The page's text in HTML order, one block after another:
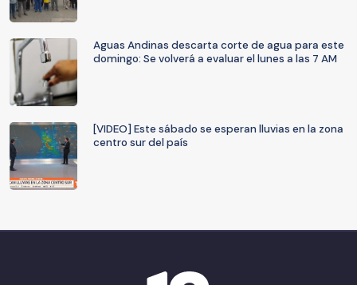
Aguas Andinas descarta corte de agua para este
domingo: Se volverá a evaluar el lunes a las 7 AM
[VIDEO] Este sábado se esperan lluvias en la zona
centro sur del país